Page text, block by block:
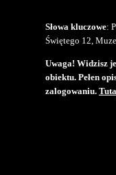
Słowa kluczowe:
Świętego 12,
Uwaga! Widzisz
obiektu. Pełen
zalogowaniu.